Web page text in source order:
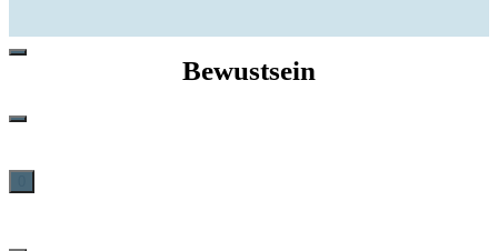
Bewustsein